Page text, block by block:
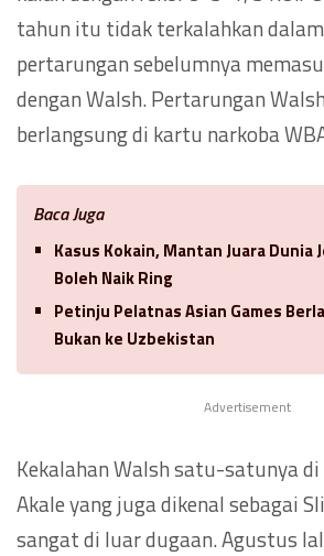
tahun itu tidak terkalahkan
pertarungan sebelumnya
dengan Walsh. Pertarungan
berlangsung di kartu narkoba
Baca Juga
Kasus Kokain, Mantan Juara Dunia
Boleh Naik Ring
Petinju Pelatnas Asian Games
Bukan ke Uzbekistan
Advertisement
Kekalahan Walsh satu-satunya
Akale yang juga dikenal sebagai
sangat di luar dugaan. Agustus